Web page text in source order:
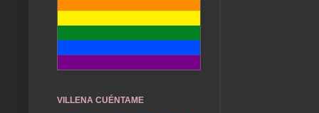
VILLENA CUÉNTAME